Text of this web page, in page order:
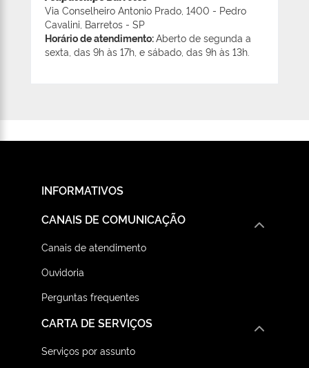
Via Conselheiro Antonio Prado, 1400 - Pedro
Cavalini, Barretos - SP
Horário de atendimento:Aberto de segunda a
sexta, das 9h às 17h, e sábado, das 9h às 13h.
INFORMATIVOS
CANAIS DE COMUNICAÇÃO
Canais de atendimento
Ouvidoria
Perguntas frequentes
CARTA DE SERVIÇOS
Serviços por assunto